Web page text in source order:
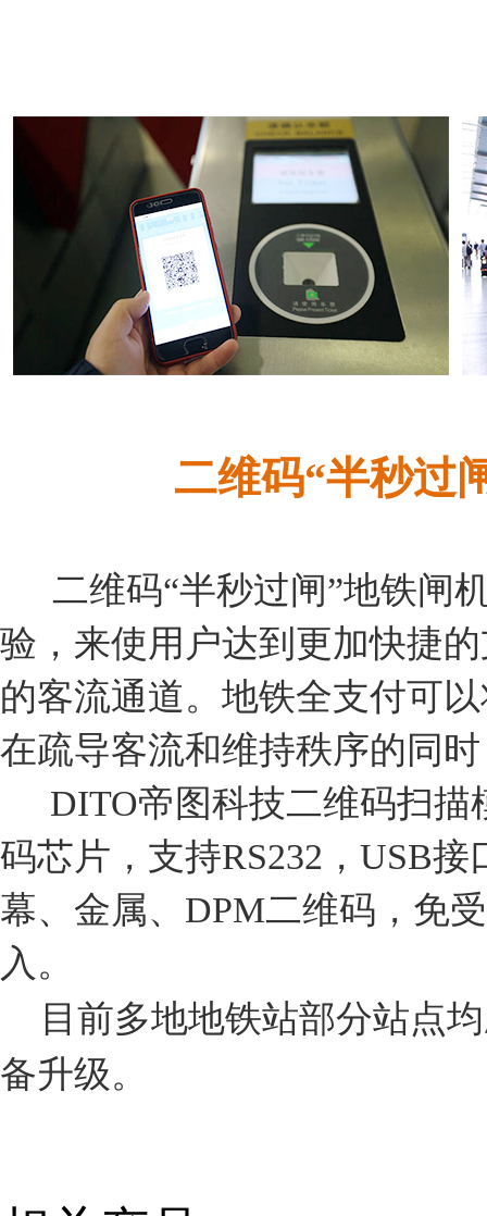
二维码“半秒过
二维码“半秒过闸”地铁闸
验，来使用户达到更加快捷
的客流通道。地铁全支付可
在疏导客流和维持秩序的同
DITO帝图科技二维码扫
码芯片，支持RS232，USB
幕、金属、DPM二维码 ，免
入。
目前多地地铁站部分站点
备升级。